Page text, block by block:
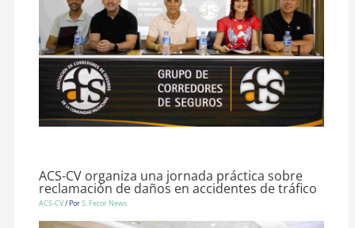
ACS-CV organiza una jornada práctica sobre
reclamación de daños en accidentes de tráfico
ACS-CV/ PorS. Fecor News